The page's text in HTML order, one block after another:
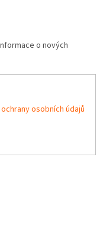
o nových
osobních údajů